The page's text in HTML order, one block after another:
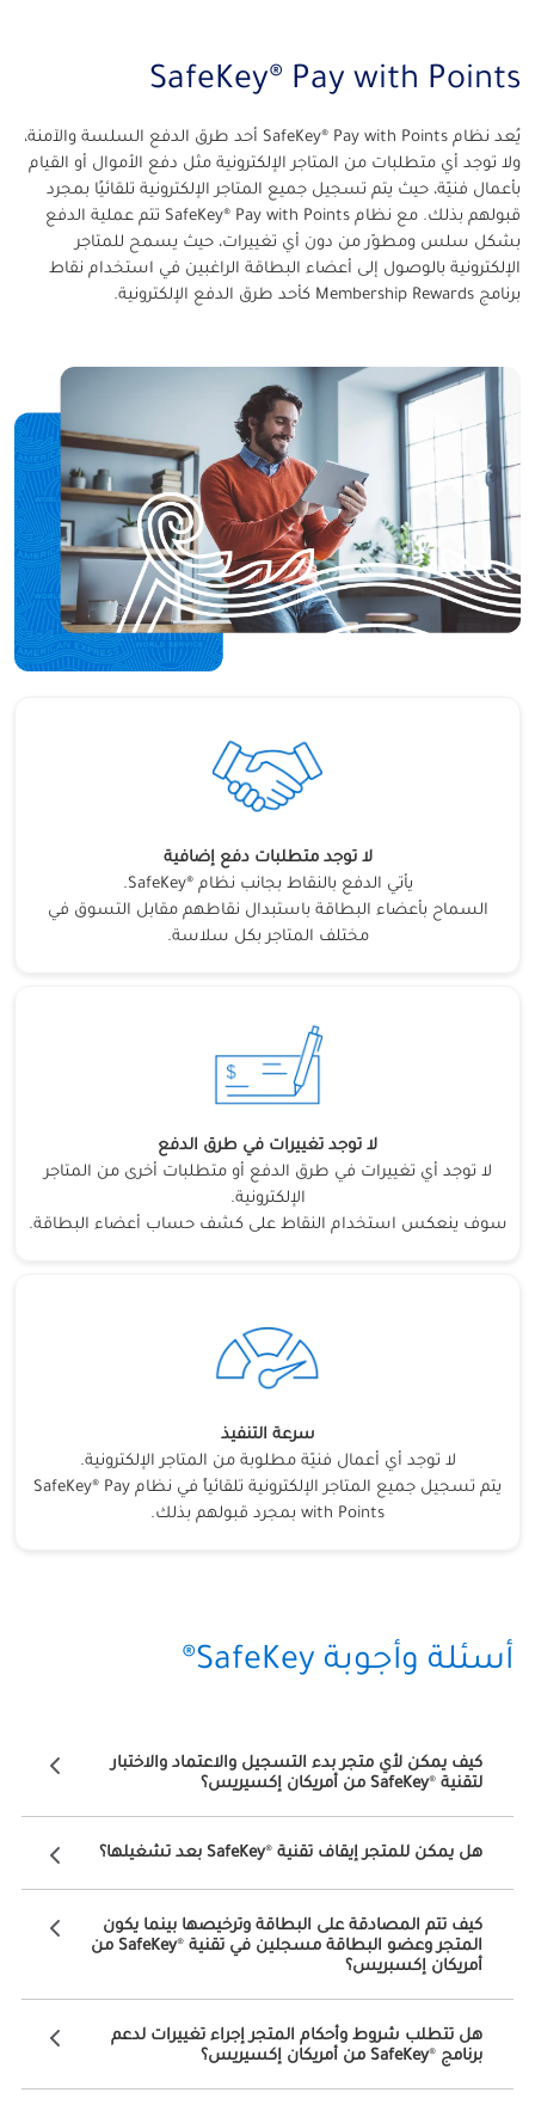
SafeKey® Pay with Points
يُعد نظام SafeKey® Pay with Points أحد طرق الدفع السلسة والآمنة،
ولا توجد أي متطلبات من المتاجر الإلكترونية مثل دفع الأموال أو القيام
بأعمال فنيّة، حيث يتم تسجيل جميع المتاجر الإلكترونية تلقائيًا بمجرد
قبولهم بذلك. مع نظام SafeKey® Pay with Points تتم عملية الدفع
بشكل سلس ومطوّر من دون أي تغييرات، حيث يسمح للمتاجر
الإلكترونية بالوصول إلى أعضاء البطاقة الراغبين في استخدام نقاط
برنامج Membership Rewards كأحد طرق الدفع الإلكترونية.
لا توجد متطلبات دفع إضافية
يأتي الدفع بالنقاط بجانب نظام ®SafeKey.
السماح بأعضاء البطاقة باستبدال نقاطهم مقابل التسوق في
مختلف المتاجر بكل سلاسة.
لا توجد تغييرات في طرق الدفع
لا توجد أي تغييرات في طرق الدفع أو متطلبات أخرى من المتاجر
الإلكترونية.
سوف ينعكس استخدام النقاط على كشف حساب أعضاء البطاقة.
سرعة التنفيذ
لا توجد أي أعمال فنيّة مطلوبة من المتاجر الإلكترونية.
يتم تسجيل جميع المتاجر الإلكترونية تلقائياً في نظام SafeKey® Pay
with Points بمجرد قبولهم بذلك.
أسئلة وأجوبة SafeKey®
كيف يمكن لأي متجر بدء التسجيل والاعتماد والاختبار
لتقنية ®SafeKey من أمريكان إكسيريس؟
هل يمكن للمتجر إيقاف تقنية ®SafeKey بعد تشغيلها؟
كيف تتم المصادقة على البطاقة وترخيصها بينما يكون
المتجر وعضو البطاقة مسجلين في تقنية ®
SafeKey من
أمريكان إكسبريس؟
هل تتطلب شروط وأحكام المتجر إجراء تغييرات لدعم
برنامج ®SafeKey من أمريكان إكسيريس؟